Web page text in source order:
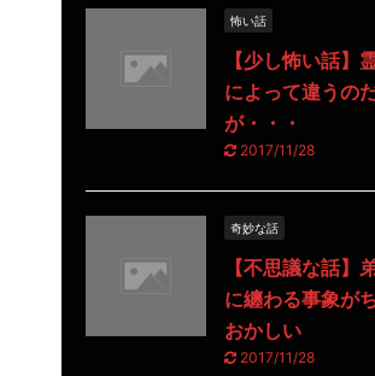
怖い話
【少し怖い話】
によって違うの
が・・・
2017/11/28
奇妙な話
【不思議な話】
に纏わる事象が
おかしい
2017/11/28